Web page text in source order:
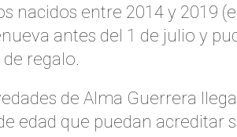
nacidos entre 2014 y 2019
antes del 1 de julio y
regalo.
de Alma Guerrera
edad que puedan acreditar